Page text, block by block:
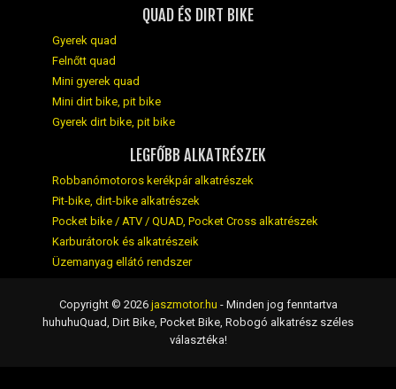
QUAD ÉS DIRT BIKE
Gyerek quad
Felnőtt quad
Mini gyerek quad
Mini dirt bike, pit bike
Gyerek dirt bike, pit bike
LEGFŐBB ALKATRÉSZEK
Robbanómotoros kerékpár alkatrészek
Pit-bike, dirt-bike alkatrészek
Pocket bike / ATV / QUAD, Pocket Cross alkatrészek
Karburátorok és alkatrészeik
Üzemanyag ellátó rendszer
Copyright © 2026 jaszmotor.hu - Minden jog fenntartva
huhuhuQuad, Dirt Bike, Pocket Bike, Robogó alkatrész széles
választéka!